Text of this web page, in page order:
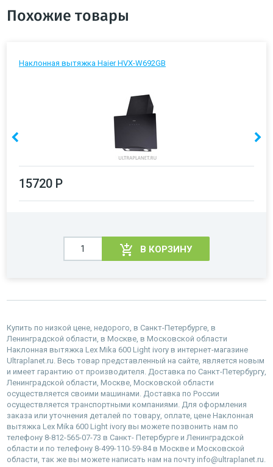
Похожие товары
Наклонная вытяжка Haier HVX-W692GB
15720 Р
В КОРЗИНУ
Купить по низкой цене, недорого, в Санкт-Петербурге, в
Ленинградской области, в Москве, в Московской области
Наклонная вытяжка Lex Mika 600 Light ivory в интернет-магазине
Ultraplanet.ru. Весь товар представленный на сайте, является новым
и имеет гарантию от производителя. Доставка по Санкт-Петербургу,
Ленинградской области, Москве, Московской области
осуществляется своими машинами. Доставка по России
осуществляется транспортными компаниями. Для оформления
заказа или уточнения деталей по товару, оплате, цене Наклонная
вытяжка Lex Mika 600 Light ivory вы можете позвонить нам по
телефону 8-812-565-07-73 в Санкт- Петербурге и Ленинградской
области и по телефону 8-499-110-59-84 в Москве и Московской
области, так же вы можете написать нам на почту info@ultraplanet.ru.